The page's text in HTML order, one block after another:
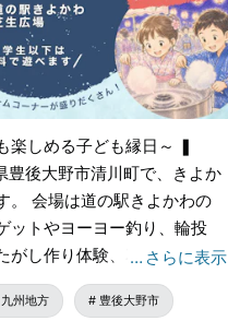
楽しめる子ども縁日～ ❚
後大野市清川町で、きよか
わの
ットやヨーヨー釣り、輪投
がし作り体験、花火コーナー
が予定されています。焼き鳥
ポテト、ドリンクなどの飲
… さらに表示
九州地方 豊後大野市